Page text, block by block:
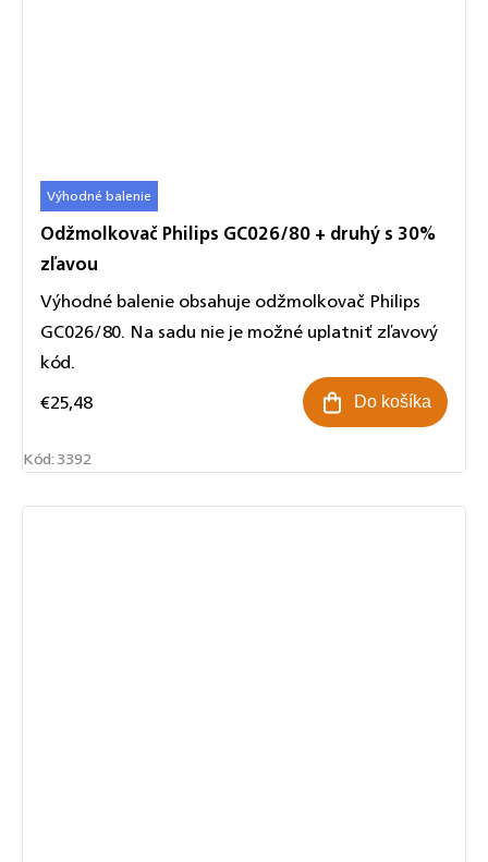
Výhodné balenie
Odžmolkovač Philips GC026/80 + druhý s 30%
zľavou
€25,48 Do košíka
Výhodné balenie obsahuje odžmolkovač Philips
GC026/80. Na sadu nie je možné uplatniť zľavový
kód.
Kód:3392